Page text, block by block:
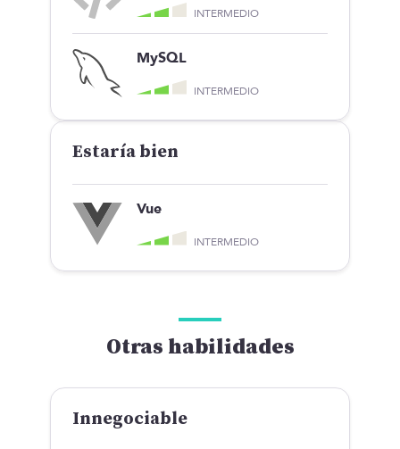
INTERMEDIO
MySQL
INTERMEDIO
Estaría bien
Vue
INTERMEDIO
Otras habilidades
Innegociable